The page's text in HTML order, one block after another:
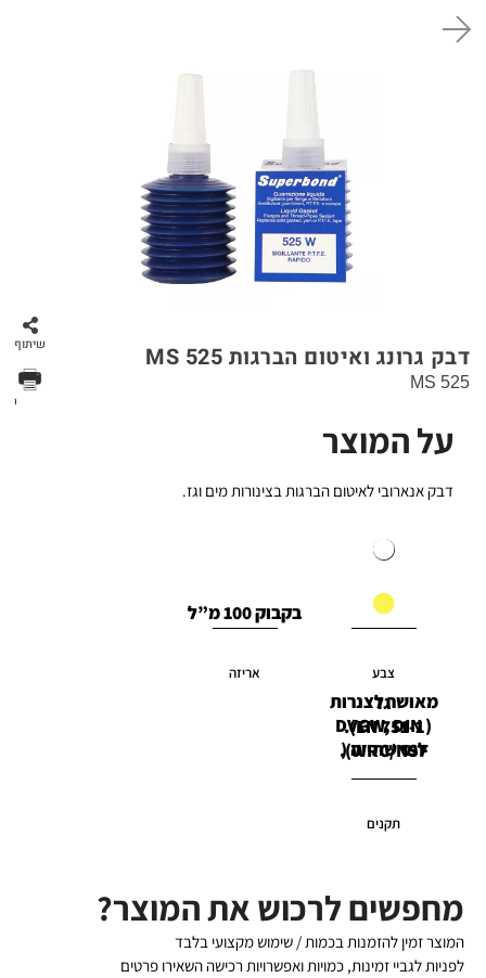
שיתוף דבק גרונג ואיטום הברגות MS 525
הדפס
MS 525
על המוצר
דבק אנארובי לאיטום הברגות בצינורות מים וגז.
צבע
בקבוק 100 מ”ל
אריזה
מאושר לצנרות גז
( DVGW, DIN EN 751-1).
למי שתייה ( WRC/NSF).
תקנים
מחפשים לרכוש את המוצר?
המוצר זמין להזמנות בכמות / שימוש מקצועי בלבד
לפניות לגביי זמינות, כמויות ואפשרויות רכישה השאירו פרטים